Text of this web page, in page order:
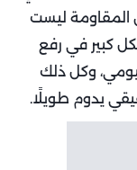
المقاومة ليست
كبير في رفع
وكل ذلك
يدوم طويلًا.